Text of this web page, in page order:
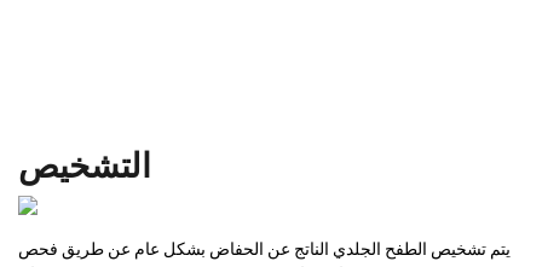
التشخيص
يتم تشخيص الطفح الجلدي الناتج عن الحفاض بشكل عام عن طريق فحص